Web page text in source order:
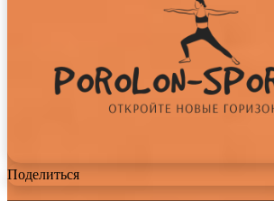
Поделиться